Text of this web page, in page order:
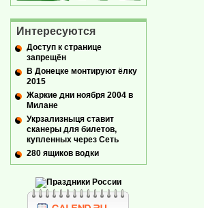
Интересуются
Доступ к странице
запрещён
В Донецке монтируют ёлку
2015
Жаркие дни ноября 2004 в
Милане
Укрзализныця ставит
сканеры для билетов,
купленных через Сеть
280 ящиков водки